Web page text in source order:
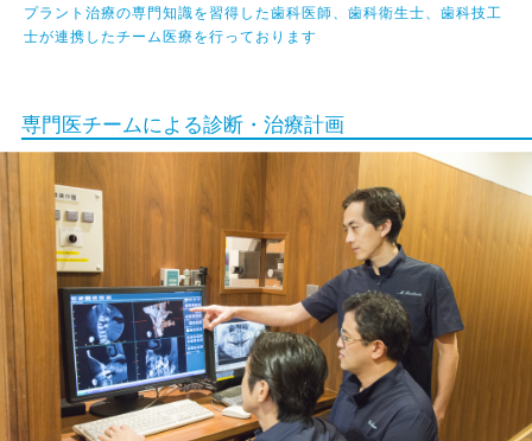
プラント治療の専門知識を習得した歯科医師、歯科衛生士、 歯科技工
士が連携したチーム医療を行っております
専門医チームによる診断・治療計画